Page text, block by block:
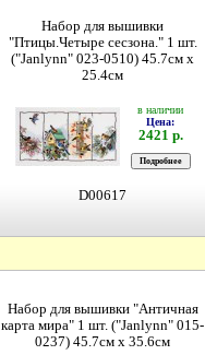
Набор для вышивки
"Птицы.Четыре сесзона." 1 шт.
("Janlynn" 023-0510) 45.7см х
25.4см
в наличии
Цена:
2421 р.
D00617
Набор для вышивки "Античная
карта мира" 1 шт. ("Janlynn" 015-
0237) 45.7см х 35.6см